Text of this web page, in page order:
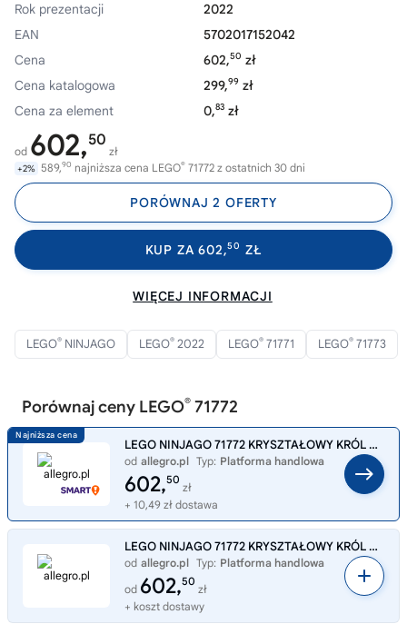
Rok prezentacji
2022
EAN
5702017152042
Cena
602,50 zł
Cena katalogowa
299,99 zł
Cena za element
0,83 zł
od 602,50
zł
+2% 589,90 najniższa cena LEGO® 71772 z ostatnich 30 dni
PORÓWNAJ 2 OFERTY
KUP ZA 602,50 ZŁ
WIĘCEJ INFORMACJI
LEGO® NINJAGO LEGO® 2022 LEGO® 71771 LEGO® 71773
Porównaj ceny LEGO® 71772
LEGO NINJAGO 71772 KRYSZTAŁOWY KRÓL CRYSTAL KING
od allegro.pl Typ: Platforma handlowa
602,50
zł
+ 10,49 zł dostawa
LEGO NINJAGO 71772 KRYSZTAŁOWY KRÓL CRYSTAL KING
od allegro.pl Typ: Platforma handlowa
od 602,50
zł
+ koszt dostawy